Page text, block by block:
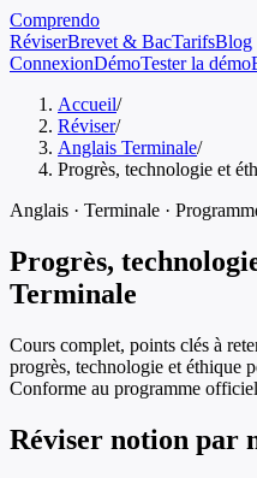
Comprendo
RéviserBrevet & BacTarifsBlog
ConnexionDémoTester la démo
Accueil/
Réviser/
Anglais Terminale/
Progrès, technologie et
Anglais · Terminale ·
Progrès,
Terminale
Cours complet, points clés à
progrès, technologie et éthique
Conforme au programme
Réviser notion par